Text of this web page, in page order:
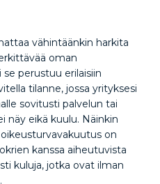
vähintäänkin harkita
oman
perustuu erilaisiin
tilanne, jossa yrityksesi
sovitusti palvelun tai
eikä kuulu. Näinkin
on
kanssa aiheutuvista
kuluja, jotka ovat ilman